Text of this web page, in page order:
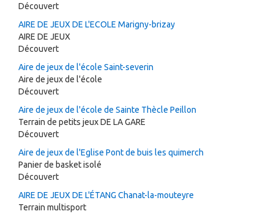
Découvert
AIRE DE JEUX DE L'ECOLE Marigny-brizay
AIRE DE JEUX
Découvert
Aire de jeux de l'école Saint-severin
Aire de jeux de l'école
Découvert
Aire de jeux de l'école de Sainte Thècle Peillon
Terrain de petits jeux DE LA GARE
Découvert
Aire de jeux de l'Eglise Pont de buis les quimerch
Panier de basket isolé
Découvert
AIRE DE JEUX DE L'ÉTANG Chanat-la-mouteyre
Terrain multisport